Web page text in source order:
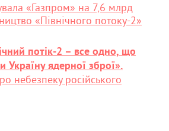
«Газпром» на 7,6 млрд
«Північного потоку-2»
потік-2 – все одно, що
Україну ядерної зброї».
небезпеку російського